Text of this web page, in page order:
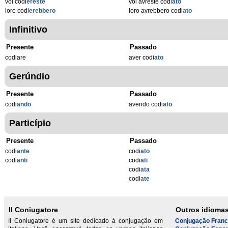
voi codiereste
loro codierebbero
voi avreste codiato
loro avrebbero codiato
Infinitivo
Presente
codiare
Passado
aver codiato
Gerúndio
Presente
codiando
Passado
avendo codiato
Particípio
Presente
codiante
codianti
Passado
codiato
codiati
codiata
codiate
Il Coniugatore
Il Coniugatore é um site dedicado à conjugação em
Outros
Conjugação